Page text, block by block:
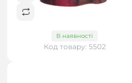
В наявності
Код товару: 5502